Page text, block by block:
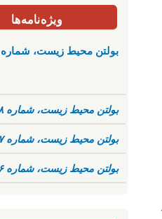
ویژه‌نامه‌ها
بولتن محیط زیست، شماره ۷۹
بولتن محیط زیست، شماره ۷۸
بولتن محیط زیست، شماره ۷۷
بولتن محیط زیست، شماره ۷۶